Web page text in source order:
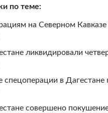
по теме
на Северном
ликвидировали
спецоперации в
совершено